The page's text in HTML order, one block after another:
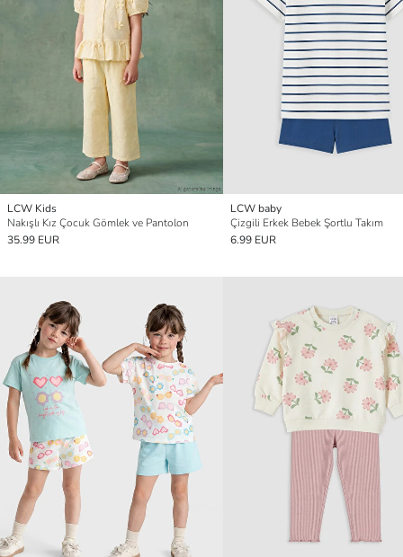
LCW Kids
Nakışlı Kız Çocuk Gömlek ve Pantolon
35.99 EUR
LCW baby
Çizgili Erkek Bebek Şortlu Takım
6.99 EUR